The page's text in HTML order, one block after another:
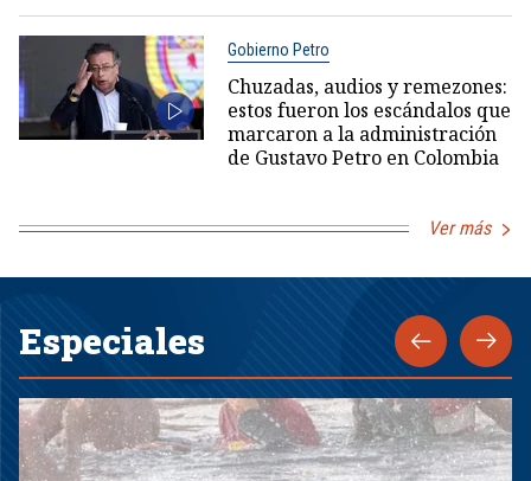
Gobierno Petro
Chuzadas, audios y remezones:
estos fueron los escándalos que
marcaron a la administración
de Gustavo Petro en Colombia
Ver más
Especiales